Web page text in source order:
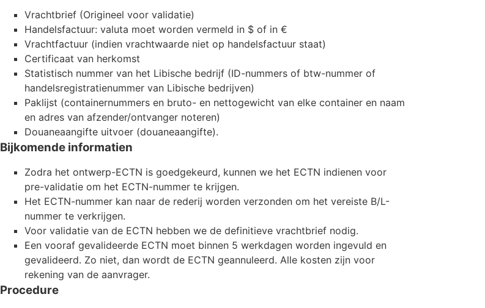
Vrachtbrief (Origineel voor validatie)
Handelsfactuur: valuta moet worden vermeld in $ of in €
Vrachtfactuur (indien vrachtwaarde niet op handelsfactuur staat)
Certificaat van herkomst
Statistisch nummer van het Libische bedrijf (ID-nummers of btw-nummer of
handelsregistratienummer van Libische bedrijven)
Paklijst (containernummers en bruto- en nettogewicht van elke container en naam
en adres van afzender/ontvanger noteren)
Douaneaangifte uitvoer (douaneaangifte).
Bijkomende informatien
Zodra het ontwerp-ECTN is goedgekeurd, kunnen we het ECTN indienen voor
pre-validatie om het ECTN-nummer te krijgen.
Het ECTN-nummer kan naar de rederij worden verzonden om het vereiste B/L-
nummer te verkrijgen.
Voor validatie van de ECTN hebben we de definitieve vrachtbrief nodig.
Een vooraf gevalideerde ECTN moet binnen 5 werkdagen worden ingevuld en
gevalideerd. Zo niet, dan wordt de ECTN geannuleerd. Alle kosten zijn voor
rekening van de aanvrager.
Procedure